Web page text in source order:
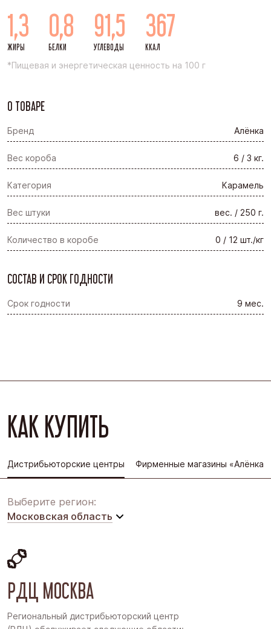
1,3
ЖИРЫ
0,8
БЕЛКИ
91,5
УГЛЕВОДЫ
367
ККАЛ
*Пищевая и энергетическая ценность на 100 г
О ТОВАРЕ
Бренд Алёнка
Вес короба 6 / 3 кг.
Категория Карамель
Вес штуки вес. / 250 г.
Количество в коробе 0 / 12 шт./кг
СОСТАВ И СРОК ГОДНОСТИ
Срок годности 9 мес.
КАК КУПИТЬ
Дистрибьюторские центры Фирменные магазины «Алёнка»
Выберите регион:
Московская область
Восточная Сибирь
Дальний Восток
РДЦ МОСКВА
Региональный дистрибьюторский центр